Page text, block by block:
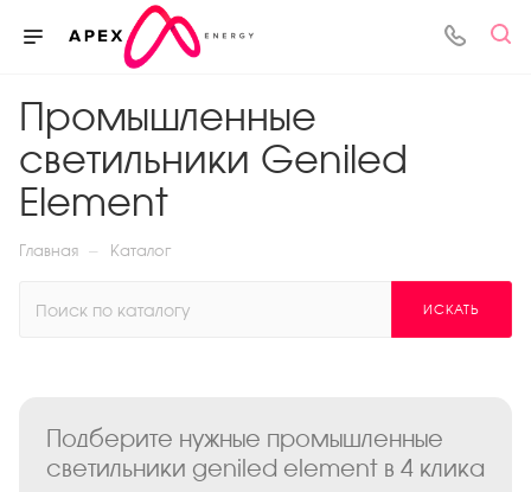
Промышленные
светильники Geniled
Element
Главная — Каталог
ИСКАТЬ
Подберите нужные промышленные
светильники geniled element в 4 клика